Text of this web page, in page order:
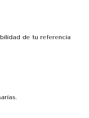
de tu referencia